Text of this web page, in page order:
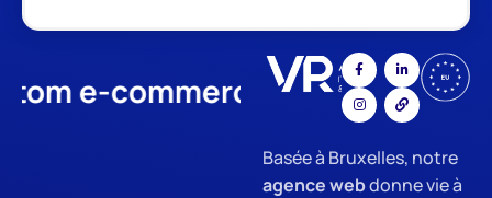
e-commerce App
Basée à Bruxelles, notre
agence webdonne vie à